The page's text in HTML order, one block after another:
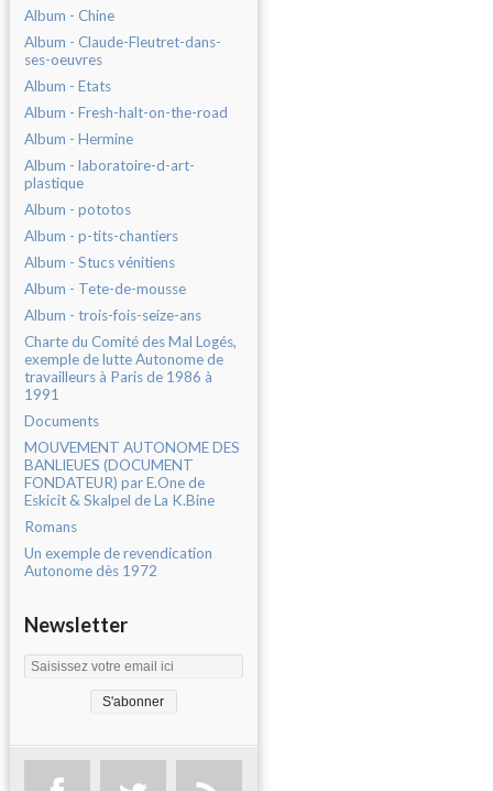
Album - Chine
Album - Claude-Fleutret-dans-
ses-oeuvres
Album - Etats
Album - Fresh-halt-on-the-road
Album - Hermine
Album - laboratoire-d-art-
plastique
Album - pototos
Album - p-tits-chantiers
Album - Stucs vénitiens
Album - Tete-de-mousse
Album - trois-fois-seize-ans
Charte du Comité des Mal Logés,
exemple de lutte Autonome de
travailleurs à Paris de 1986 à
1991
Documents
MOUVEMENT AUTONOME DES
BANLIEUES (DOCUMENT
FONDATEUR) par E.One de
Eskicit & Skalpel de La K.Bine
Romans
Un exemple de revendication
Autonome dès 1972
Newsletter